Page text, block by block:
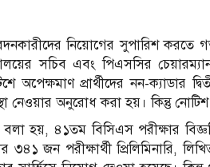
নিয়োগের সুপারিশ করতে
সচিব এবং পিএসসির
অপেক্ষমাণ প্রার্থীদের নন-ক্যাডার
নেওয়ার অনুরোধ করা হয়। কিন্তু
বলা হয়, ৪১তম বিসিএস পরীক্ষার
৩৪১ জন পরীক্ষার্থী প্রিলিমিনারি,